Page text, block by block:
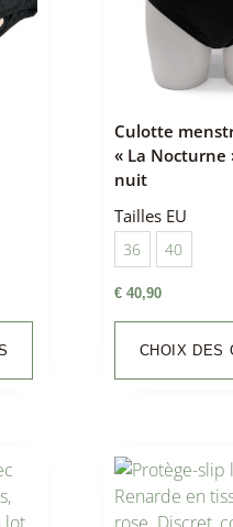
Culotte
« La Nocturne
nuit
Tailles EU
36 40
€40,90
CHOIX DES